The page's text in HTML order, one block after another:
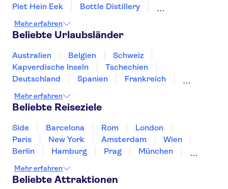
Piet Hein Eek
Bottle Distillery
Van Gogh Museum
Museum Square
A'DAM Lookout
Zaanse Schans
Keukenhof
Anne Frank
Kaag Lakes boat cruises
Royal Palace of Amsterdam
Dam Square
Mehr erfahren
Beliebte Urlaubsländer
Australien Belgien
Schweiz
Kapverdische Inseln
Tschechien
Deutschland
Spanien
Frankreich
Italien
Japan Luxemburg
Polen
Portugal Schweden
Mehr erfahren
Beliebte Reiseziele
Side Barcelona Rom
London
Paris
New York Amsterdam
Wien
Berlin
Hamburg Prag
München
Stuttgart
Heidelberg
Mehr erfahren
Beliebte Attraktionen